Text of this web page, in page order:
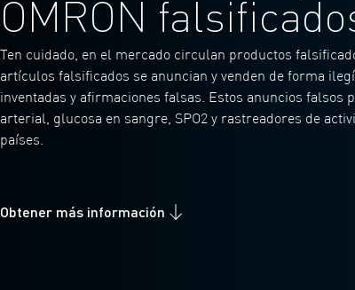
OMRON
Ten cuidado, en el mercado circulan productos
artículos falsificados se anuncian y venden de forma
inventadas y afirmaciones falsas. Estos anuncios falsos
arterial, glucosa en sangre, SPO2 y rastreadores de
países.
Obtener más información